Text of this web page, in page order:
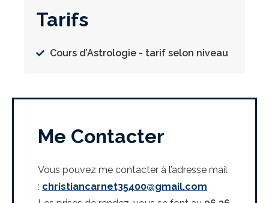
Tarifs
Cours d’Astrologie - tarif selon niveau
Me Contacter
Vous pouvez me contacter à l’adresse mail
: christiancarnet35400@gmail.com